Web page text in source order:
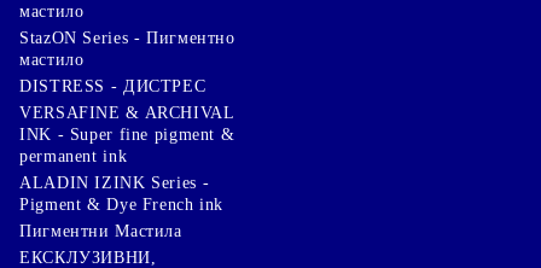
мастило
StazON Series - Пигментно
мастило
DISTRESS - ДИСТРЕС
VERSAFINE & ARCHIVAL
INK - Super fine pigment &
permanent ink
ALADIN IZINK Series -
Pigment & Dye French ink
Пигментни Мастила
ЕКСКЛУЗИВНИ,